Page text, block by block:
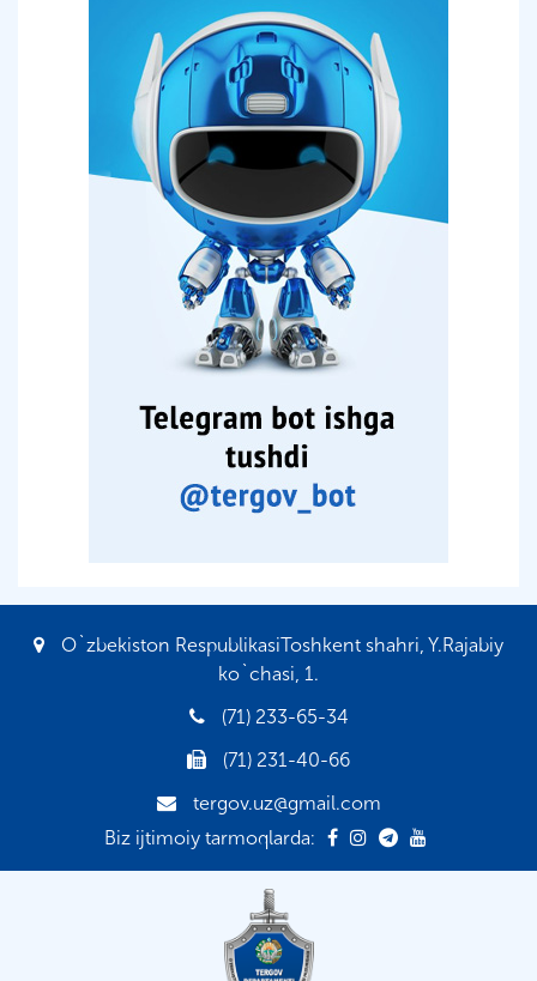
O`zbekiston RespublikasiToshkent shahri, Y.Rajabiy
ko`chasi, 1.
(71) 233-65-34
(71) 231-40-66
tergov.uz@gmail.com
Biz ijtimoiy tarmoqlarda: